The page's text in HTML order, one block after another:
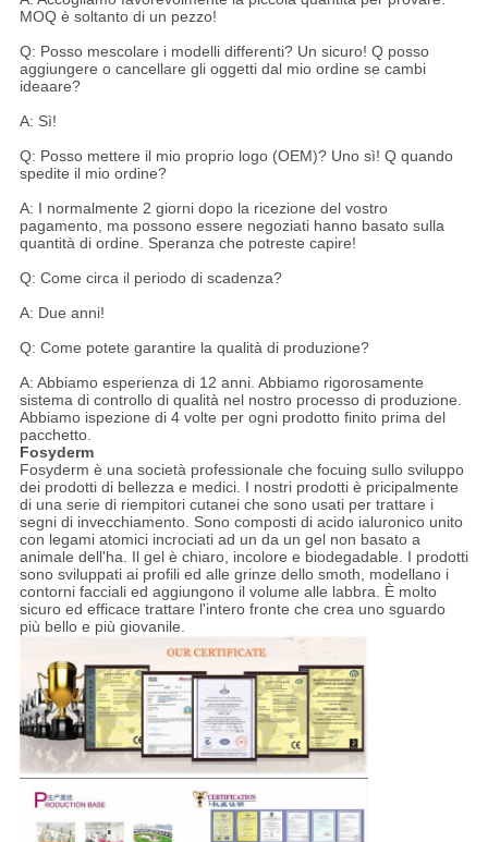
MOQ è soltanto di un pezzo!
Q: Posso mescolare i modelli differenti? Un sicuro! Q posso
aggiungere o cancellare gli oggetti dal mio ordine se cambi
ideaare?
A: Sì!
Q: Posso mettere il mio proprio logo (OEM)? Uno sì! Q quando
spedite il mio ordine?
A: I normalmente 2 giorni dopo la ricezione del vostro
pagamento, ma possono essere negoziati hanno basato sulla
quantità di ordine. Speranza che potreste capire!
Q: Come circa il periodo di scadenza?
A: Due anni!
Q: Come potete garantire la qualità di produzione?
A: Abbiamo esperienza di 12 anni. Abbiamo rigorosamente
sistema di controllo di qualità nel nostro processo di produzione.
Abbiamo ispezione di 4 volte per ogni prodotto finito prima del
pacchetto.
Fosyderm
Fosyderm è una società professionale che focuing sullo sviluppo
dei prodotti di bellezza e medici. I nostri prodotti è pricipalmente
di una serie di riempitori cutanei che sono usati per trattare i
segni di invecchiamento. Sono composti di acido ialuronico unito
con legami atomici incrociati ad un da un gel non basato a
animale dell'ha. Il gel è chiaro, incolore e biodegadable. I prodotti
sono sviluppati ai profili ed alle grinze dello smoth, modellano i
contorni facciali ed aggiungono il volume alle labbra. È molto
sicuro ed efficace trattare l'intero fronte che crea uno sguardo
più bello e più giovanile.